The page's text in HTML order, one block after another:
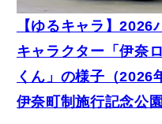
【ゆるキャラ】
キャラクター「伊奈
くん」の様子（2026
伊奈町制施行記念公園